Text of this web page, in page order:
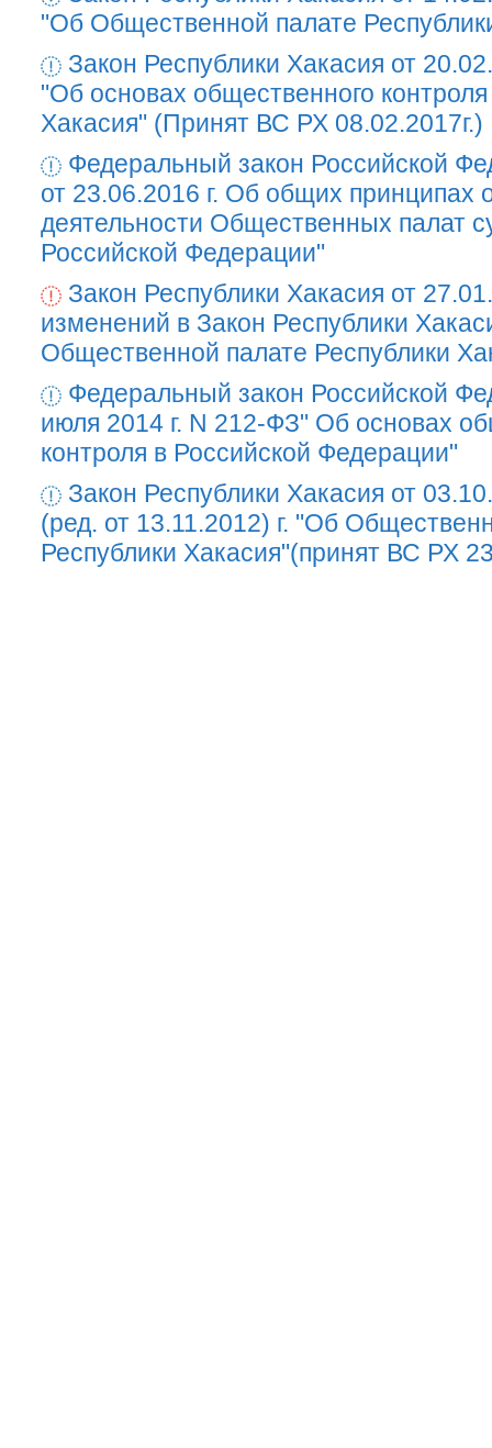
"Об Общественной палате
Закон Республики Хакасия от
"Об основах общественного
Хакасия" (Принят ВС РХ 08.02.2017г.)
Федеральный закон Российской
от 23.06.2016 г. Об общих принципах
деятельности Общественных палат
Российской Федерации"
Закон Республики Хакасия от
изменений в Закон Республики
Общественной палате Республики
Федеральный закон Российской
июля 2014 г. N 212-ФЗ" Об основах
контроля в Российской Федерации"
Закон Республики Хакасия от
(ред. от 13.11.2012) г. "Об
Республики Хакасия"(принят ВС РХ